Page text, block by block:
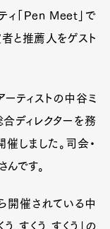
ィ「Pen Meet」で
者と推薦人をゲスト
ーティストの中谷ミ
ディレクターを務
しました。司会・
です。
開催されている中
すくう、すくう」の